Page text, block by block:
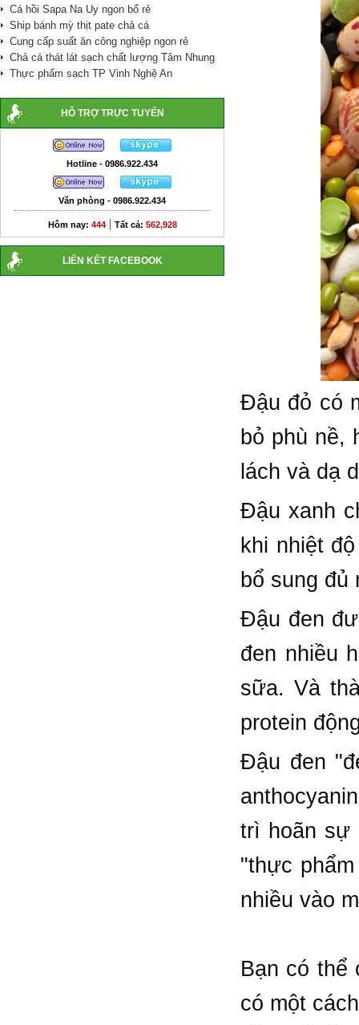
Cá hồi Sapa Na Uy ngon bổ rẻ
Ship bánh mỳ thịt pate chả cá
Cung cấp suất ăn công nghiệp ngon rẻ
Chả cá thát lát sạch chất lượng Tâm Nhung
Thực phẩm sạch TP Vinh Nghệ An
HỖ TRỢ TRỰC TUYẾN
Hotline - 0986.922.434
Văn phòng - 0986.922.434
Hôm nay: 444| Tất cả: 562,928
LIÊN KẾT FACEBOOK
Đậu đỏ có
bỏ phù nề,
lách và dạ
Đậu xanh
khi nhiệt
bổ sung đủ
Đậu đen
đen nhiều
sữa. Và
protein
Đậu đen
trì hoãn sự
"thực
nhiều vào
Bạn có thể
có một